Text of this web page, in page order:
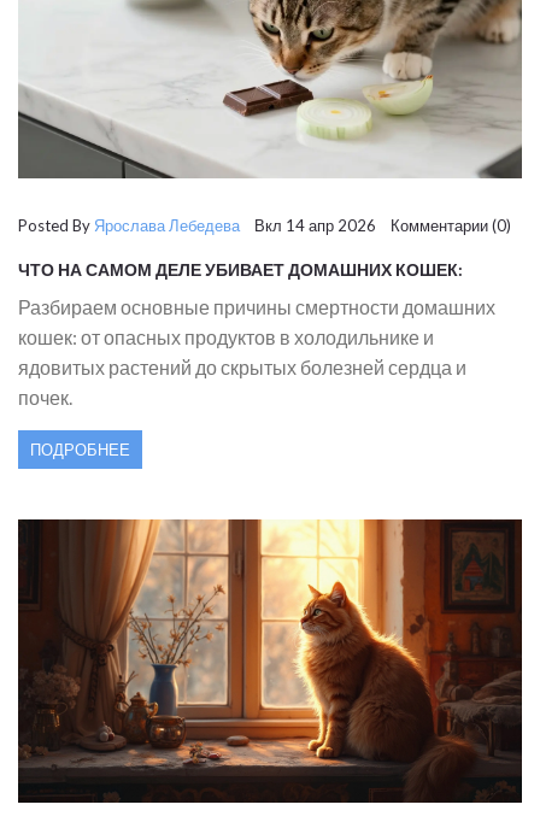
Posted By Ярослава Лебедева Вкл 14 апр 2026 Комментарии (0)
ЧТО НА САМОМ ДЕЛЕ УБИВАЕТ ДОМАШНИХ КОШЕК:
Разбираем основные причины смертности домашних
кошек: от опасных продуктов в холодильнике и
ядовитых растений до скрытых болезней сердца и
почек.
ПОДРОБНЕЕ